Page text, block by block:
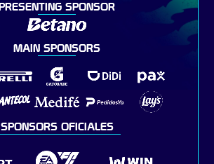
PRESENTING SPONSOR
MAIN SPONSORS
SPONSORS OFICIALES